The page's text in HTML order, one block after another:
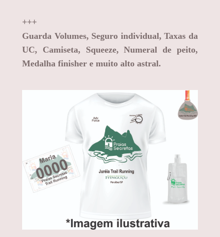
+++
Guarda Volumes, Seguro individual, Taxas da
UC, Camiseta, Squeeze, Numeral de peito,
Medalha finisher e muito alto astral.